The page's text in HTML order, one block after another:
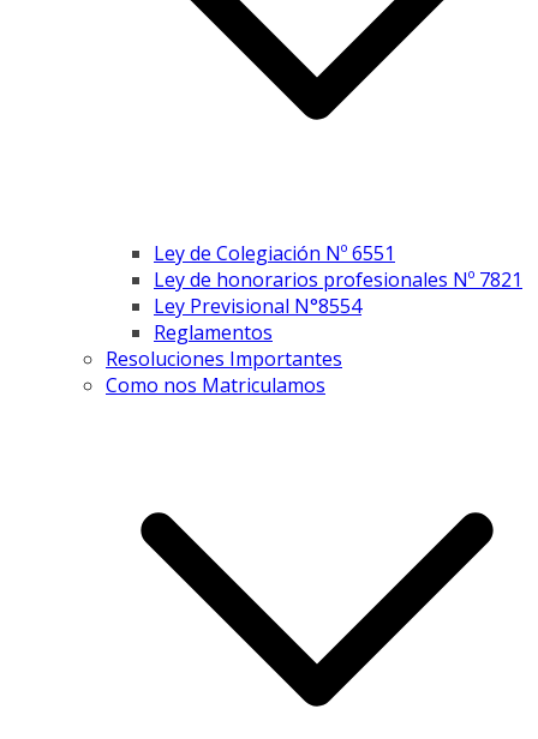
Ley de Colegiación Nº 6551
Ley de honorarios profesionales Nº 7821
Ley Previsional N°8554
Reglamentos
Resoluciones Importantes
Como nos Matriculamos